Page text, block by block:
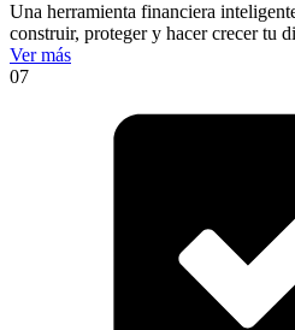
Una herramienta financiera
construir, proteger y hacer crecer tu
Ver más
07